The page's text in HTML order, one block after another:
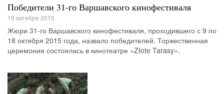
Победители 31-го Варшавского кинофестиваля
19 октября 2015
Жюри 31-го Варшавского кинофестиваля, проходившего с 9 по
18 октября 2015 года, назвало победителей. Торжественная
церемония состоялась в кинотеатре «Złote Tarasy».